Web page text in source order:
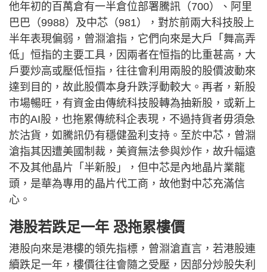
他年初的百萬倉有一半倉位部署騰訊（700）、阿里
巴巴（9988）及中芯（981），對於前兩大科技股上
半年表現偏弱，曾淵滄指，它們向來是大戶「舞高弄
低」恒指的主要工具，因兩者在恒指的比重甚高，大
戶要炒高或壓低恒指，往往會利用兩股的股價波動來
達到目的，故此股價本身升跌浮動較大。再者，新股
市場暢旺，有資金由傳統科技股轉為抽新股，或新上
市的AI股，也拖累傳統科企表現，不過持貨者毋須急
於沽貨，如騰訊仍有穩健盈利支持。至於中芯，曾淵
滄指其因遭美國制裁，美資無法參與炒作，故升幅遠
不及其他晶片「半新股」，但中芯是內地晶片業龍
頭，是華為專用的晶片代工商，故他對中芯充滿信
心。
港股若跌足一年 恐拖累樓價
港股向來是港樓的領先指標，曾淵滄直言，若港股連
續跌足一年，樓價往往會隨之受壓，因部分炒股失利